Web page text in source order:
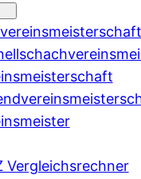
Vergleichsrechner